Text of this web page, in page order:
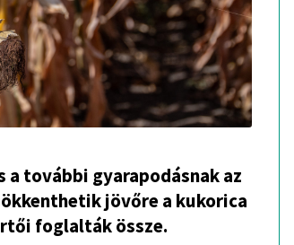
további gyarapodásnak az
jövőre a kukorica
foglalták össze.